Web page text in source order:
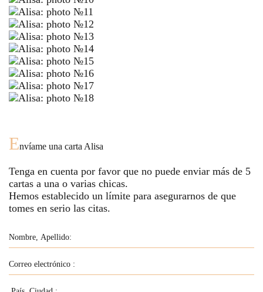
Envíame una carta Alisa
Tenga en cuenta por favor que no puede enviar más de 5
cartas a una o varias chicas.
Hemos establecido un límite para asegurarnos de que
tomes en serio las citas.